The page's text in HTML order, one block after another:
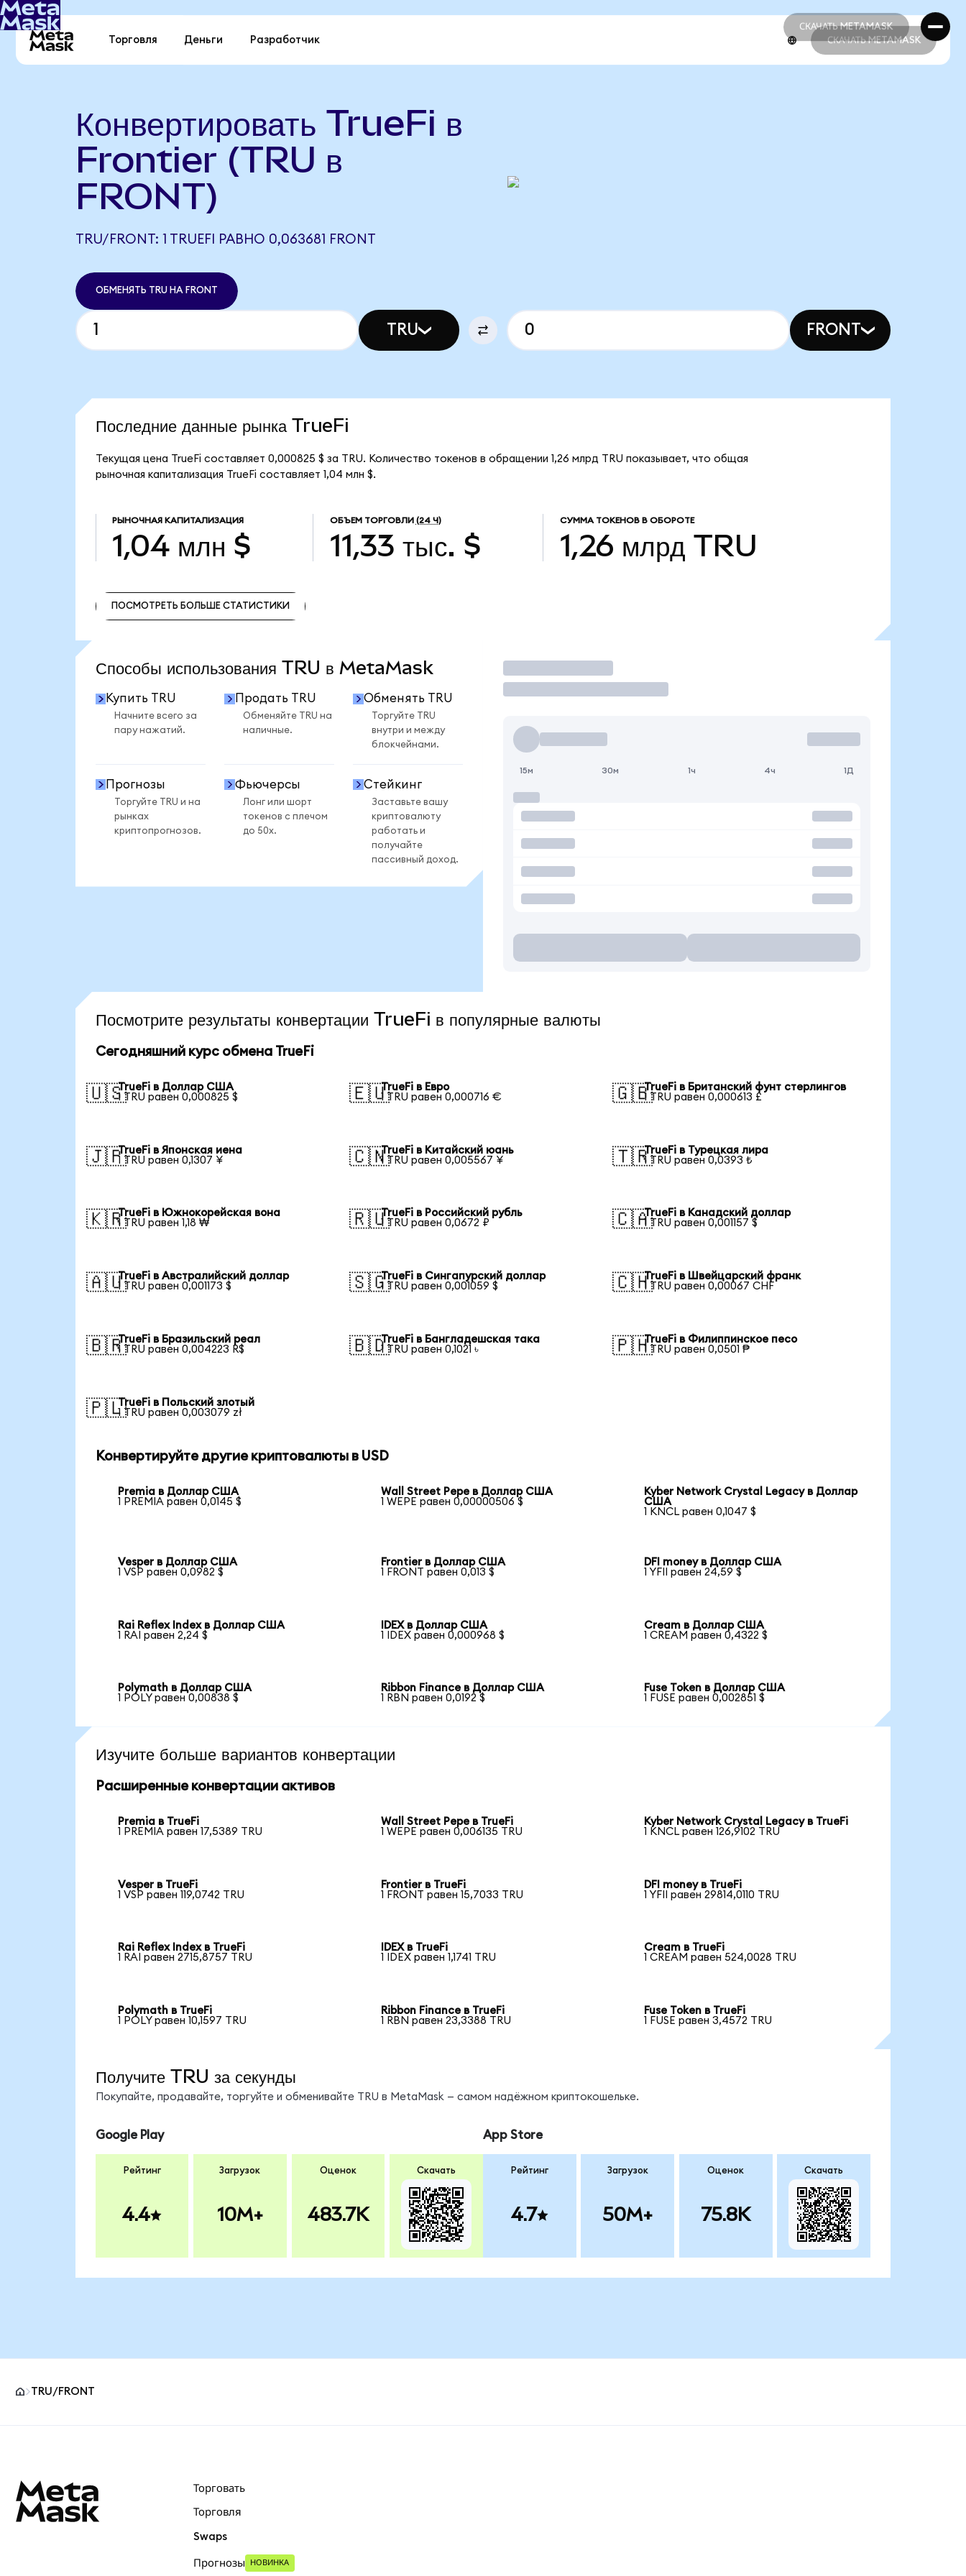
СКАЧАТЬ METAMASK
СКАЧАТЬ METAMASK
Торговля Деньги Разработчик СКАЧАТЬ METAMASK
Конвертировать TrueFi в
Frontier (TRU в
FRONT)
TRU/FRONT: 1 TRUEFI РАВНО 0,063681 FRONT
ОБМЕНЯТЬ TRU НА FRONT
TRU FRONT
Последние данные рынка TrueFi
Текущая цена TrueFi составляет 0,000825 $ за TRU. Количество токенов в обращении 1,26 млрд TRU показывает, что общая
рыночная капитализация TrueFi составляет 1,04 млн $.
РЫНОЧНАЯ КАПИТАЛИЗАЦИЯ
1,04 млн $
ОБЪЕМ ТОРГОВЛИ (24 Ч)
11,33 тыс. $
СУММА ТОКЕНОВ В ОБОРОТЕ
1,26 млрд TRU
ПОСМОТРЕТЬ БОЛЬШЕ СТАТИСТИКИ
Способы использования TRU в MetaMask
Купить TRU
Начните всего за
пару нажатий.
Продать TRU
Обменяйте TRU на
наличные.
Обменять TRU
Торгуйте TRU
внутри и между
блокчейнами.
Прогнозы
Торгуйте TRU и на
рынках
криптопрогнозов.
Фьючерсы
Лонг или шорт
токенов с плечом
до 50x.
Стейкинг
Заставьте вашу
криптовалюту
работать и
получайте
пассивный доход.
Торговать
15м 30м 1ч 4ч 1Д
Посмотрите результаты конвертации TrueFi в популярные валюты
Сегодняшний курс обмена TrueFi
🇺🇸TrueFi в Доллар США
1 TRU равен 0,000825 $
🇪🇺TrueFi в Евро
1 TRU равен 0,000716 €
🇬🇧TrueFi в Британский фунт стерлингов
1 TRU равен 0,000613 £
🇯🇵TrueFi в Японская иена
1 TRU равен 0,1307 ¥
🇨🇳TrueFi в Китайский юань
1 TRU равен 0,005567 ¥
🇹🇷TrueFi в Турецкая лира
1 TRU равен 0,0393 ₺
🇰🇷TrueFi в Южнокорейская вона
1 TRU равен 1,18 ₩
🇷🇺TrueFi в Российский рубль
1 TRU равен 0,0672 ₽
🇨🇦TrueFi в Канадский доллар
1 TRU равен 0,001157 $
🇦🇺TrueFi в Австралийский доллар
1 TRU равен 0,001173 $
🇸🇬TrueFi в Сингапурский доллар
1 TRU равен 0,001059 $
🇨🇭TrueFi в Швейцарский франк
1 TRU равен 0,00067 CHF
🇧🇷TrueFi в Бразильский реал
1 TRU равен 0,004223 R$
🇧🇩TrueFi в Бангладешская така
1 TRU равен 0,1021 ৳
🇵🇭TrueFi в Филиппинское песо
1 TRU равен 0,0501 ₱
🇵🇱TrueFi в Польский злотый
1 TRU равен 0,003079 zł
Конвертируйте другие криптовалюты в USD
Premia в Доллар США
1 PREMIA равен 0,0145 $
Wall Street Pepe в Доллар США
1 WEPE равен 0,00000506 $
Kyber Network Crystal Legacy в Доллар
США
1 KNCL равен 0,1047 $
Vesper в Доллар США
1 VSP равен 0,0982 $
Frontier в Доллар США
1 FRONT равен 0,013 $
DFI money в Доллар США
1 YFII равен 24,59 $
Rai Reflex Index в Доллар США
1 RAI равен 2,24 $
IDEX в Доллар США
1 IDEX равен 0,000968 $
Cream в Доллар США
1 CREAM равен 0,4322 $
Polymath в Доллар США
1 POLY равен 0,00838 $
Ribbon Finance в Доллар США
1 RBN равен 0,0192 $
Fuse Token в Доллар США
1 FUSE равен 0,002851 $
Изучите больше вариантов конвертации
Расширенные конвертации активов
Premia в TrueFi
1 PREMIA равен 17,5389 TRU
Wall Street Pepe в TrueFi
1 WEPE равен 0,006135 TRU
Kyber Network Crystal Legacy в TrueFi
1 KNCL равен 126,9102 TRU
Vesper в TrueFi
1 VSP равен 119,0742 TRU
Frontier в TrueFi
1 FRONT равен 15,7033 TRU
DFI money в TrueFi
1 YFII равен 29814,0110 TRU
Rai Reflex Index в TrueFi
1 RAI равен 2715,8757 TRU
IDEX в TrueFi
1 IDEX равен 1,1741 TRU
Cream в TrueFi
1 CREAM равен 524,0028 TRU
Polymath в TrueFi
1 POLY равен 10,1597 TRU
Ribbon Finance в TrueFi
1 RBN равен 23,3388 TRU
Fuse Token в TrueFi
1 FUSE равен 3,4572 TRU
Получите TRU за секунды
Покупайте, продавайте, торгуйте и обменивайте TRU в MetaMask — самом надёжном криптокошельке.
Google Play
Рейтинг
4.4
Загрузок
10M+
Оценок
483.7K
Скачать
App Store
Рейтинг
4.7
Загрузок
50M+
Оценок
75.8K
Скачать
TRU/FRONT
Торговать
Торговля
Swaps
Прогнозы НОВИНКА